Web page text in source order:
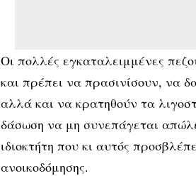
Οι πολλές εγκαταλειμμένες
και πρέπει να πρασινίσουν, να
αλλά και να κρατηθούν τα
δάσωση να μη συνεπάγεται
ιδιοκτήτη που κι αυτός
ανοικοδόμησης.